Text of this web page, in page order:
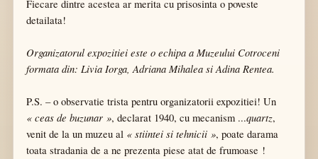
Fiecare dintre acestea ar merita cu prisosinta o poveste
detailata!
Organizatorul expozitiei este o echipa a Muzeului Cotroceni
formata din: Livia Iorga, Adriana Mihalea si Adina Rentea.
P.S. – o observatie trista pentru organizatorii expozitiei! Un
« ceas de buzunar », declarat 1940, cu mecanism ...quartz,
venit de la un muzeu al « stiintei si tehnicii », poate darama
toata stradania de a ne prezenta piese atat de frumoase !